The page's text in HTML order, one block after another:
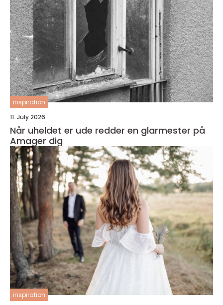
inspiration
11. July 2026
Når uheldet er ude redder en glarmester på
Amager dig
inspiration